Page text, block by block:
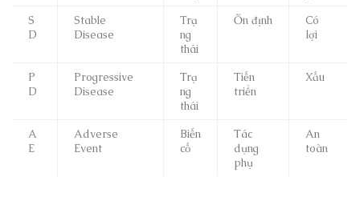
S
D
Stable
Disease
Trạ
ng
thái
Ổn định
Có
lợi
P
D
Progressive
Disease
Trạ
ng
thái
Tiến
triển
Xấu
A
E
Adverse
Event
Biến
cố
Tác
dụng
phụ
An
toàn